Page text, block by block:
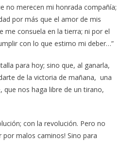
no merecen mi honrada compañía;
por más que el amor de mis
me consuela en la tierra; ni por el
con lo que estimo mi deber…”
para hoy; sino que, al ganarla,
de la victoria de mañana, una
que nos haga libre de un tirano,
con la revolución. Pero no
malos caminos! Sino para